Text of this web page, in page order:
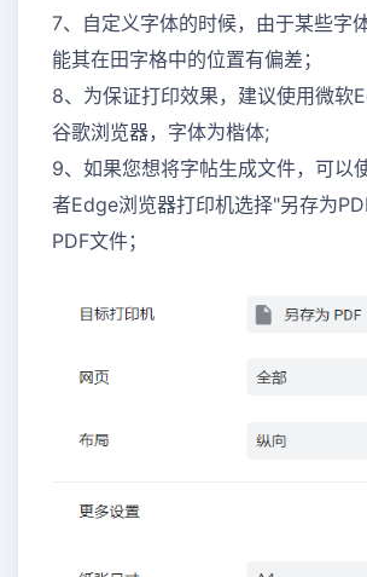
7、自定义字体的时候，由于某些字
能其在田字格中的位置有偏差；
8、为保证打印效果，建议使用微软
谷歌浏览器，字体为楷体;
9、如果您想将字帖生成文件，可以
者Edge浏览器打印机选择"另存为
PDF文件；